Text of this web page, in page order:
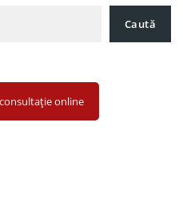
Caută
online